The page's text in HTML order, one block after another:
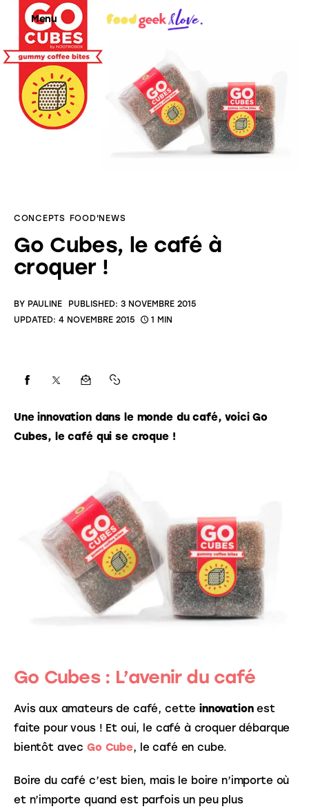
Menu
Food’News
Food’Life
CONCEPTS FOOD'NEWS
Go Cubes, le café à
croquer !
BY PAULINE PUBLISHED: 3 NOVEMBRE 2015
UPDATED: 4 NOVEMBRE 2015 1 MIN
Une innovation dans le monde du café, voici Go
Cubes, le café qui se croque !
Go Cubes : L’avenir du café
Avis aux amateurs de café, cette innovation est
faite pour vous ! Et oui, le café à croquer débarque
bientôt avec Go Cube, le café en cube.
Boire du café c’est bien, mais le boire n’importe où
et n’importe quand est parfois un peu plus